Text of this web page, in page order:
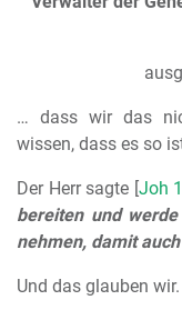
… dass wir das
wissen, dass es so
Der Herr sagte [Joh
bereiten und
nehmen, damit
Und das glauben wir.